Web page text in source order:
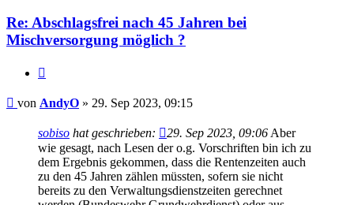
Re: Abschlagsfrei nach 45 Jahren bei
Mischversorgung möglich ?
Beitrag
von AndyO » 29. Sep 2023, 09:15
sobiso hat geschrieben: 29. Sep 2023, 09:06 Aber
wie gesagt, nach Lesen der o.g. Vorschriften bin ich zu
dem Ergebnis gekommen, dass die Rentenzeiten auch
zu den 45 Jahren zählen müssten, sofern sie nicht
bereits zu den Verwaltungsdienstzeiten gerechnet